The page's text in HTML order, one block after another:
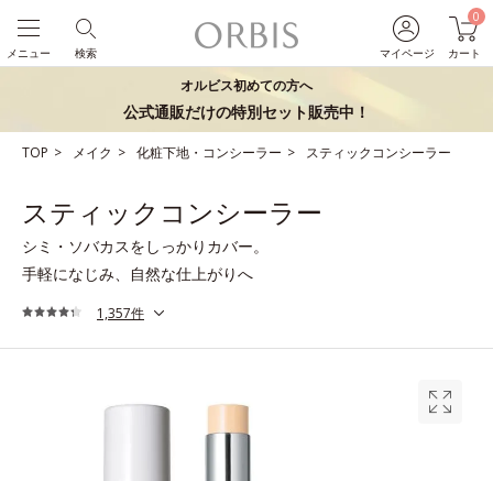
マイページ
0
カート
検索
メニュー
オルビス初めての方へ
公式通販だけの特別セット販売中！
TOP メイク 化粧下地・コンシーラー スティックコンシーラー
スティックコンシーラー
シミ・ソバカスをしっかりカバー。
手軽になじみ、自然な仕上がりへ
1,357件